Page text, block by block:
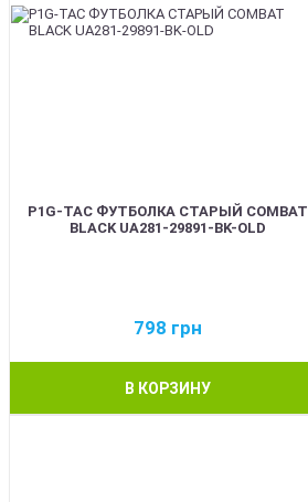
P1G-TAC ФУТБОЛКА СТАРЫЙ COMBAT
BLACK UA281-29891-BK-OLD
798 грн
В КОРЗИНУ